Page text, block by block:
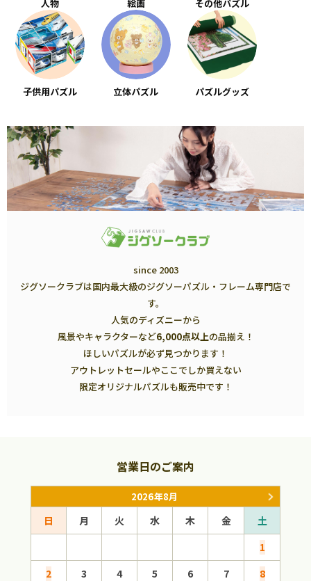
人物 絵画 その他パズル
子供用パズル 立体パズル パズルグッズ
since 2003
ジグソークラブは国内最大級のジグソーパズル・フレーム専門店で
す。
人気のディズニーから
風景やキャラクターなど6,000点以上の品揃え！
ほしいパズルが必ず見つかります！
アウトレットセールやここでしか買えない
限定オリジナルパズルも販売中です！
営業日のご案内
2026年8月
日 月 火 水 木 金
土
1
2
3 4 5 6 7
8